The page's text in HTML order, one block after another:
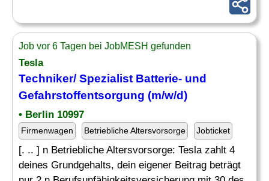
Job vor 6 Tagen bei JobMESH gefunden
Tesla
Techniker/ Spezialist Batterie- und
Gefahrstoffentsorgung (m/w/d)
• Berlin 10997
Firmenwagen Betriebliche Altersvorsorge Jobticket
[. .. ] n Betriebliche Altersvorsorge: Tesla zahlt 4
deines Grundgehalts, dein eigener Beitrag beträgt